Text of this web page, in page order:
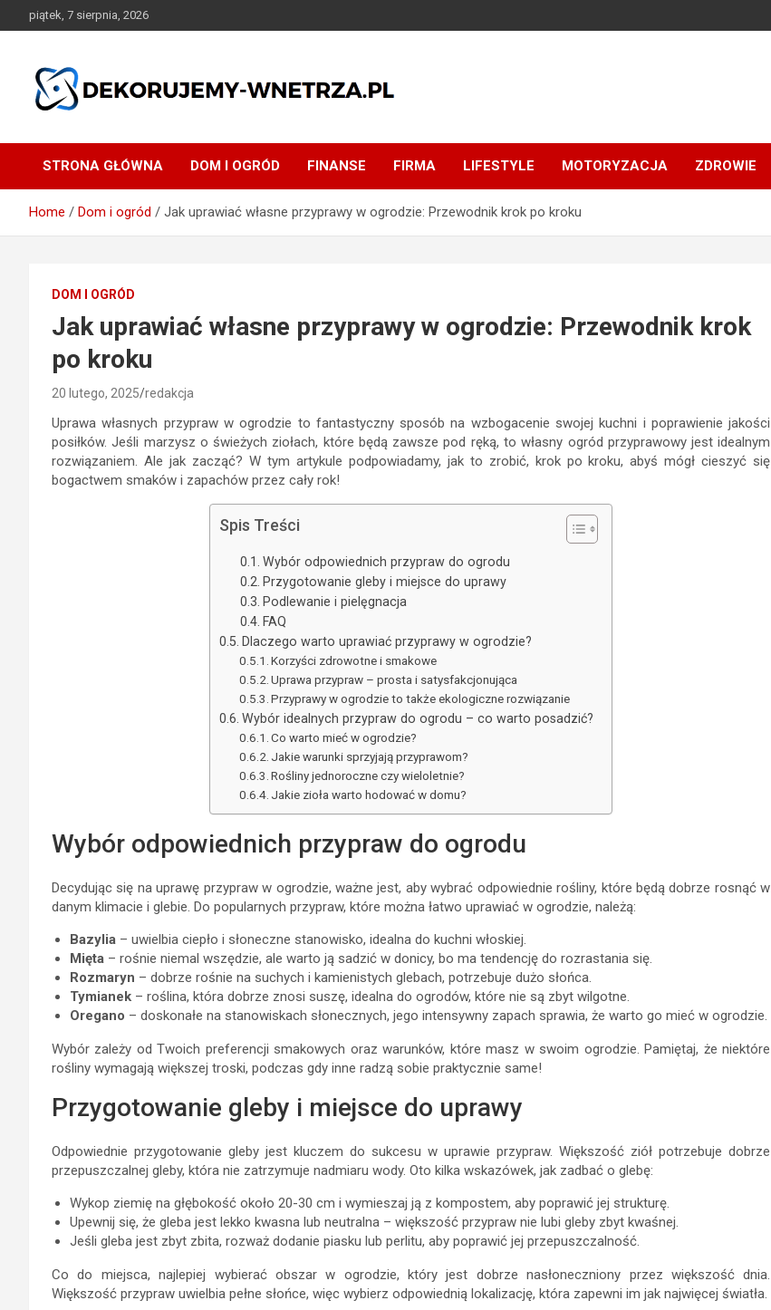
to
piątek, 7 sierpnia, 2026
dekorujemy-wnetrza.pl
STRONA GŁÓWNA DOM I OGRÓD FINANSE FIRMA LIFESTYLE MOTORYZACJA ZDROWIE
Home Dom i ogród Jak uprawiać własne przyprawy w ogrodzie: Przewodnik krok po kroku
DOM I OGRÓD
Jak uprawiać własne przyprawy w ogrodzie: Przewodnik krok
po kroku
20 lutego, 2025 redakcja
Uprawa własnych przypraw w ogrodzie to fantastyczny sposób na wzbogacenie swojej kuchni i poprawienie jakości
posiłków. Jeśli marzysz o świeżych ziołach, które będą zawsze pod ręką, to własny ogród przyprawowy jest idealnym
rozwiązaniem. Ale jak zacząć? W tym artykule podpowiadamy, jak to zrobić, krok po kroku, abyś mógł cieszyć się
bogactwem smaków i zapachów przez cały rok!
Spis Treści
Wybór odpowiednich przypraw do ogrodu
Przygotowanie gleby i miejsce do uprawy
Podlewanie i pielęgnacja
FAQ
Dlaczego warto uprawiać przyprawy w ogrodzie?
Korzyści zdrowotne i smakowe
Uprawa przypraw – prosta i satysfakcjonująca
Przyprawy w ogrodzie to także ekologiczne rozwiązanie
Wybór idealnych przypraw do ogrodu – co warto posadzić?
Co warto mieć w ogrodzie?
Jakie warunki sprzyjają przyprawom?
Rośliny jednoroczne czy wieloletnie?
Jakie zioła warto hodować w domu?
Wybór odpowiednich przypraw do ogrodu
Decydując się na uprawę przypraw w ogrodzie, ważne jest, aby wybrać odpowiednie rośliny, które będą dobrze rosnąć w
danym klimacie i glebie. Do popularnych przypraw, które można łatwo uprawiać w ogrodzie, należą:
Bazylia – uwielbia ciepło i słoneczne stanowisko, idealna do kuchni włoskiej.
Mięta – rośnie niemal wszędzie, ale warto ją sadzić w donicy, bo ma tendencję do rozrastania się.
Rozmaryn – dobrze rośnie na suchych i kamienistych glebach, potrzebuje dużo słońca.
Tymianek – roślina, która dobrze znosi suszę, idealna do ogrodów, które nie są zbyt wilgotne.
Oregano – doskonałe na stanowiskach słonecznych, jego intensywny zapach sprawia, że warto go mieć w ogrodzie.
Wybór zależy od Twoich preferencji smakowych oraz warunków, które masz w swoim ogrodzie. Pamiętaj, że niektóre
rośliny wymagają większej troski, podczas gdy inne radzą sobie praktycznie same!
Przygotowanie gleby i miejsce do uprawy
Odpowiednie przygotowanie gleby jest kluczem do sukcesu w uprawie przypraw. Większość ziół potrzebuje dobrze
przepuszczalnej gleby, która nie zatrzymuje nadmiaru wody. Oto kilka wskazówek, jak zadbać o glebę:
Wykop ziemię na głębokość około 20-30 cm i wymieszaj ją z kompostem, aby poprawić jej strukturę.
Upewnij się, że gleba jest lekko kwasna lub neutralna – większość przypraw nie lubi gleby zbyt kwaśnej.
Jeśli gleba jest zbyt zbita, rozważ dodanie piasku lub perlitu, aby poprawić jej przepuszczalność.
Co do miejsca, najlepiej wybierać obszar w ogrodzie, który jest dobrze nasłoneczniony przez większość dnia.
Większość przypraw uwielbia pełne słońce, więc wybierz odpowiednią lokalizację, która zapewni im jak najwięcej światła.